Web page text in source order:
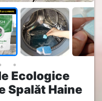
Ecologice
Spalăt Haine